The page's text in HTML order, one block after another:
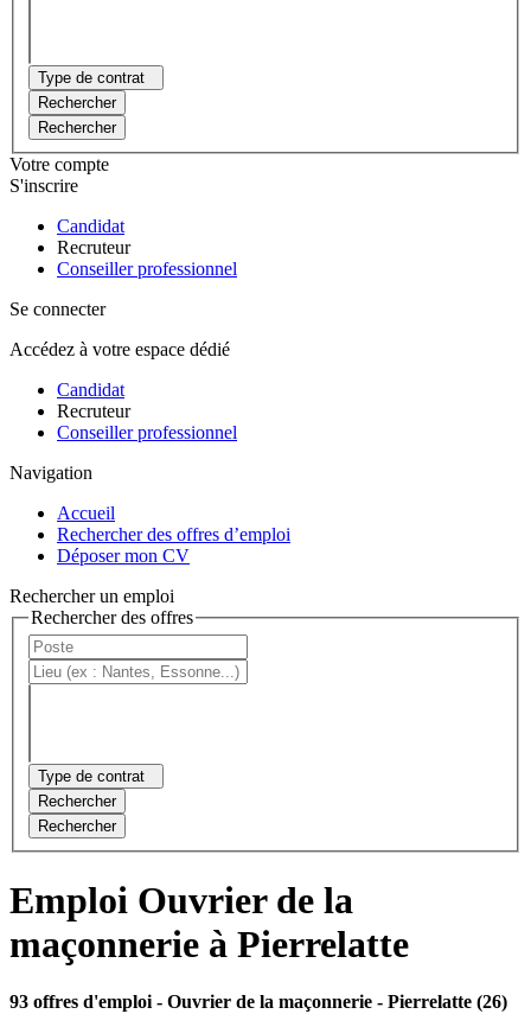
Type de contrat
Rechercher
Rechercher
Votre compte
S'inscrire
Candidat
Recruteur
Conseiller professionnel
Se connecter
Accédez à votre espace dédié
Candidat
Recruteur
Conseiller professionnel
Navigation
Accueil
Rechercher des offres d’emploi
Déposer mon CV
Rechercher un emploi
Rechercher des offres
Type de contrat
Rechercher
Rechercher
Emploi Ouvrier de la
maçonnerie à Pierrelatte
93 offres d'emploi - Ouvrier de la maçonnerie - Pierrelatte (26)